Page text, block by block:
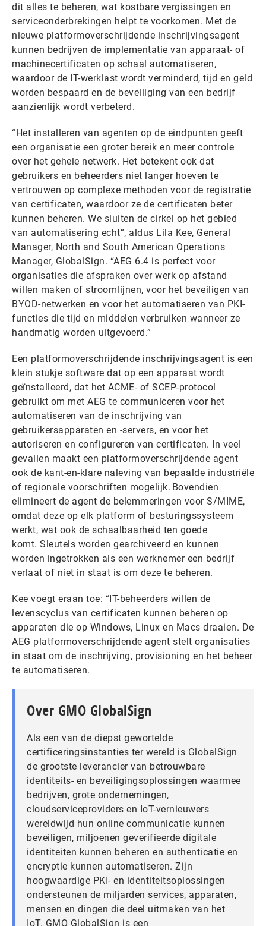
dit alles te beheren, wat kostbare vergissingen en
serviceonderbrekingen helpt te voorkomen. Met de
nieuwe platformoverschrijdende inschrijvingsagent
kunnen bedrijven de implementatie van apparaat- of
machinecertificaten op schaal automatiseren,
waardoor de IT-werklast wordt verminderd, tijd en geld
worden bespaard en de beveiliging van een bedrijf
aanzienlijk wordt verbeterd.
“Het installeren van agenten op de eindpunten geeft
een organisatie een groter bereik en meer controle
over het gehele netwerk. Het betekent ook dat
gebruikers en beheerders niet langer hoeven te
vertrouwen op complexe methoden voor de registratie
van certificaten, waardoor ze de certificaten beter
kunnen beheren. We sluiten de cirkel op het gebied
van automatisering echt”, aldus Lila Kee, General
Manager, North and South American Operations
Manager, GlobalSign. “AEG 6.4 is perfect voor
organisaties die afspraken over werk op afstand
willen maken of stroomlijnen, voor het beveiligen van
BYOD-netwerken en voor het automatiseren van PKI-
functies die tijd en middelen verbruiken wanneer ze
handmatig worden uitgevoerd.”
Een platformoverschrijdende inschrijvingsagent is een
klein stukje software dat op een apparaat wordt
geïnstalleerd, dat het ACME- of SCEP-protocol
gebruikt om met AEG te communiceren voor het
automatiseren van de inschrijving van
gebruikersapparaten en -servers, en voor het
autoriseren en configureren van certificaten. In veel
gevallen maakt een platformoverschrijdende agent
ook de kant-en-klare naleving van bepaalde industriële
of regionale voorschriften mogelijk. Bovendien
elimineert de agent de belemmeringen voor S/MIME,
omdat deze op elk platform of besturingssysteem
werkt, wat ook de schaalbaarheid ten goede
komt. Sleutels worden gearchiveerd en kunnen
worden ingetrokken als een werknemer een bedrijf
verlaat of niet in staat is om deze te beheren.
Kee voegt eraan toe: “IT-beheerders willen de
levenscyclus van certificaten kunnen beheren op
apparaten die op Windows, Linux en Macs draaien. De
AEG platformoverschrijdende agent stelt organisaties
in staat om de inschrijving, provisioning en het beheer
te automatiseren.
Over GMO GlobalSign
Als een van de diepst gewortelde
certificeringsinstanties ter wereld is GlobalSign
de grootste leverancier van betrouwbare
identiteits- en beveiligingsoplossingen waarmee
bedrijven, grote ondernemingen,
cloudserviceproviders en IoT-vernieuwers
wereldwijd hun online communicatie kunnen
beveiligen, miljoenen geverifieerde digitale
identiteiten kunnen beheren en authenticatie en
encryptie kunnen automatiseren. Zijn
hoogwaardige PKI- en identiteitsoplossingen
ondersteunen de miljarden services, apparaten,
mensen en dingen die deel uitmaken van het
IoT. GMO GlobalSign is een